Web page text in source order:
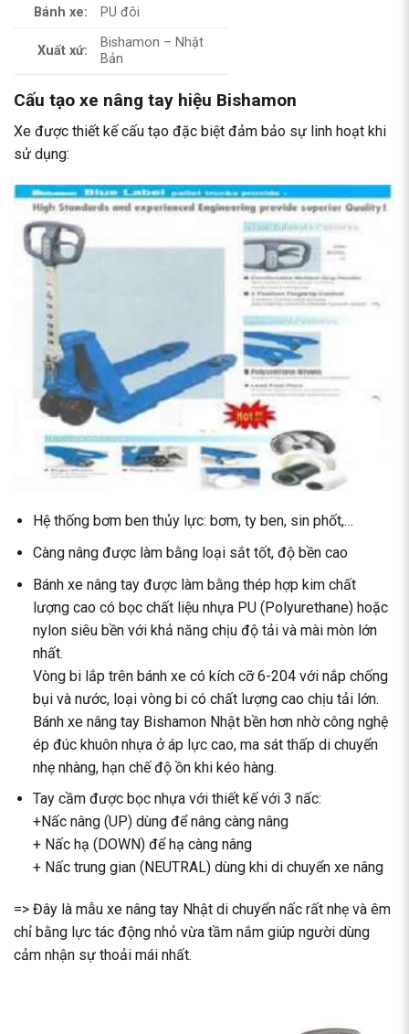
Bánh xe:
PU đôi
Xuất xứ:
Bishamon – Nhật
Bản
Cấu tạo xe nâng tay hiệu Bishamon
Xe được thiết kế cấu tạo đặc biệt đảm bảo sự linh hoạt khi
sử dụng:
Hệ thống bơm ben thủy lực: bơm, ty ben, sin phốt,…
Càng nâng được làm bằng loại sắt tốt, độ bền cao
Bánh xe nâng tay được làm bằng thép hợp kim chất
lượng cao có bọc chất liệu nhựa PU (Polyurethane) hoặc
nylon siêu bền với khả năng chịu độ tải và mài mòn lớn
nhất.
Vòng bi lắp trên bánh xe có kích cỡ 6-204 với nắp chống
bụi và nước, loại vòng bi có chất lượng cao chịu tải lớn.
Bánh xe nâng tay Bishamon Nhật bền hơn nhờ công nghệ
ép đúc khuôn nhựa ở áp lực cao, ma sát thấp di chuyển
nhẹ nhàng, hạn chế độ ồn khi kéo hàng.
Tay cầm được bọc nhựa với thiết kế với 3 nấc:
+Nấc nâng (UP) dùng để nâng càng nâng
+ Nấc hạ (DOWN) để hạ càng nâng
+ Nấc trung gian (NEUTRAL) dùng khi di chuyển xe nâng
=> Đây là mẫu xe nâng tay Nhật di chuyển nấc rất nhẹ và êm
chỉ bằng lực tác động nhỏ vừa tầm nắm giúp người dùng
cảm nhận sự thoải mái nhất.